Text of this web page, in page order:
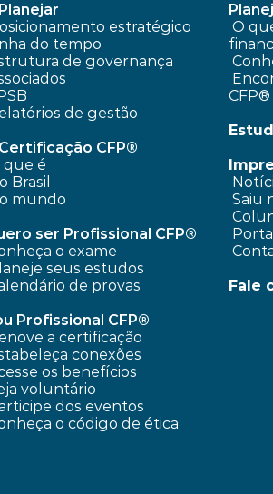
estratégico
do tempo
de governança
de gestão
CFP®
que é
Brasil
mundo
ser Profissional CFP®
o exame
seus estudos
de provas
Profissional CFP®
a certificação
conexões
os benefícios
voluntário
dos eventos
o código de ética
CFP®
Saiu
Fale